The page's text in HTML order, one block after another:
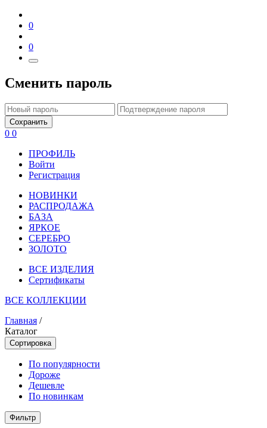
0
0
Сменить пароль
Сохранить
0 0
ПРОФИЛЬ
Войти
Регистрация
НОВИНКИ
РАСПРОДАЖА
БАЗА
ЯРКОЕ
СЕРЕБРО
ЗОЛОТО
ВСЕ ИЗДЕЛИЯ
Сертификаты
ВСЕ КОЛЛЕКЦИИ
Главная /
Каталог
Сортировка
По популярности
Дороже
Дешевле
По новинкам
Фильтр